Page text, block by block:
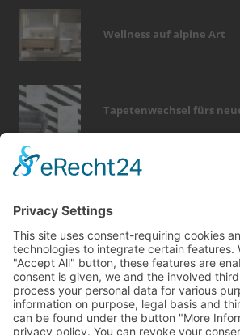
Wellness auf alpine Art
Tapetenwechsel fürs
zaun feuer rund ums haus
heizung
möbel modernisieren
dach
wellness fotovoltaik
förderung
beratung sanieren